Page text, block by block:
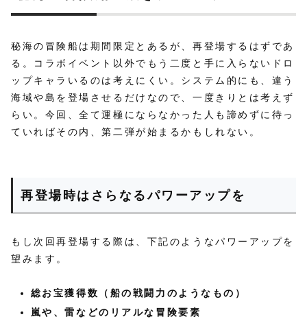
秘海の冒険船は期間限定とあるが、再登場するはずであ
る。コラボイベント以外でもう二度と手に入らないドロ
ップキャラいるのは考えにくい。システム的にも、違う
海域や島を登場させるだけなので、一度きりとは考えず
らい。今回、全て運極にならなかった人も諦めずに待っ
ていればその内、第二弾が始まるかもしれない。
再登場時はさらなるパワーアップを
もし次回再登場する際は、下記のようなパワーアップを
望みます。
総お宝獲得数（船の戦闘力のようなもの）
嵐や、雷などのリアルな冒険要素